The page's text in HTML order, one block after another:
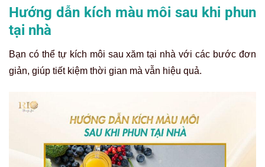
Hướng dẫn kích màu môi sau khi phun
tại nhà
Bạn có thể tự kích môi sau xăm tại nhà với các bước đơn
giản, giúp tiết kiệm thời gian mà vẫn hiệu quả.